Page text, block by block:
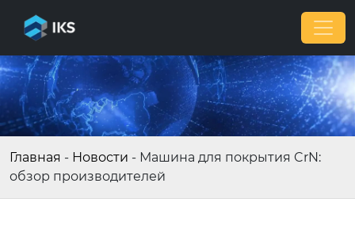
Главная - Новости - Машина для покрытия CrN:
обзор производителей